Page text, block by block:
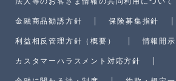
金融商品勧誘方針 保険募集指針
利益相反管理方針（概要） 情報開
カスタマーハラスメント対応方針